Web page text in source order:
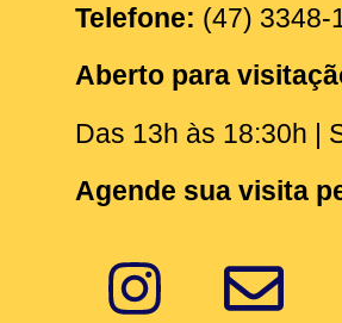
Telefone: (47) 3348-
Aberto para
Das 13h às 18:30h |
Agende sua visita